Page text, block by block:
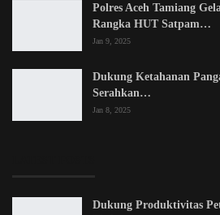
Polres Aceh Tamiang
Rangka HUT Satpam…
Jan 9, 2025
Dukung Ketahanan
Serahkan…
Jan 8, 2025
Dukung Produktivitas